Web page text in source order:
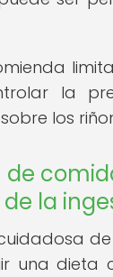
la
los
de
la
una dieta